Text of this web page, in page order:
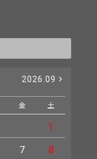
2026.09
金 土
1
7
8